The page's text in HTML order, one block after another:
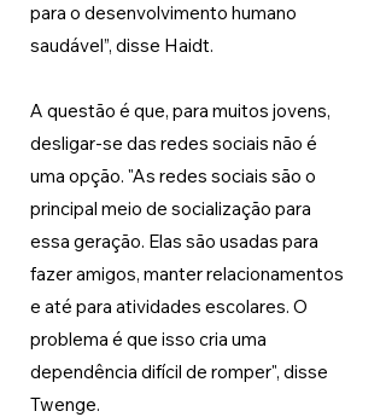
para o desenvolvimento humano
saudável”, disse Haidt.
A questão é que, para muitos jovens,
desligar-se das redes sociais não é
uma opção. "As redes sociais são o
principal meio de socialização para
essa geração. Elas são usadas para
fazer amigos, manter relacionamentos
e até para atividades escolares. O
problema é que isso cria uma
dependência difícil de romper", disse
Twenge.